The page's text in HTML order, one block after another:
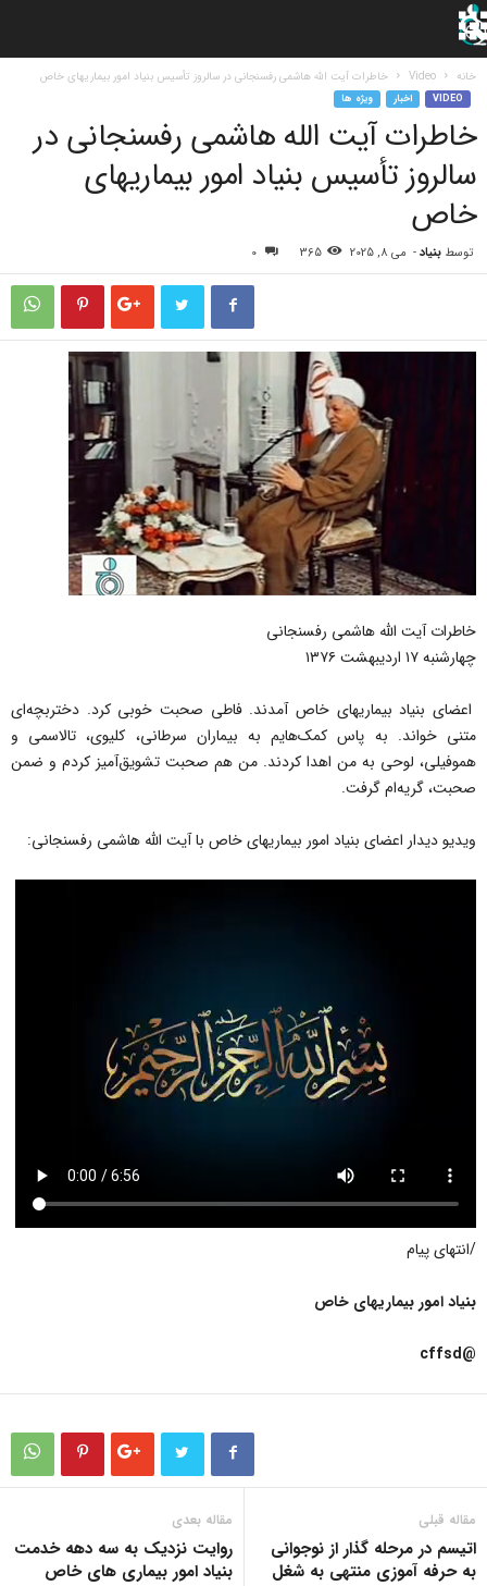
خانه Video خاطرات آیت الله هاشمی رفسنجانی در سالروز تأسیس بنیاد امور بیماریهای خاص
VIDEO اخبار ویژه ها
خاطرات آیت الله هاشمی رفسنجانی در
سالروز تأسیس بنیاد امور بیماریهای
خاص
توسط بنیاد- می 8, 2025 365
0
خاطرات آیت الله هاشمی رفسنجانی
چهارشنبه ۱۷ اردیبهشت ۱۳۷۶
اعضای بنیاد بیماریهاى خاص آمدند. فاطى صحبت خوبى کرد. دختربچه‌اى
متنى خواند. به پاس کمک‌هایم به بیماران سرطانى، کلیوى، تالاسمى و
هموفیلى، لوحى به من اهدا کردند. من هم صحبت تشویق‌آمیز کردم و ضمن
صحبت، گریه‌ام گرفت.
ویدیو دیدار اعضای بنیاد امور بیماریهای خاص با آیت الله هاشمی رفسنجانی:
/انتهای پیام
بنیاد امور بیماریهای خاص
@cffsd
مقاله قبلی
اتیسم در مرحله گذار از نوجوانی
به حرفه آموزی منتهی به شغل
مقاله بعدی
روایت نزدیک به سه دهه خدمت
بنیاد امور بیماری های خاص